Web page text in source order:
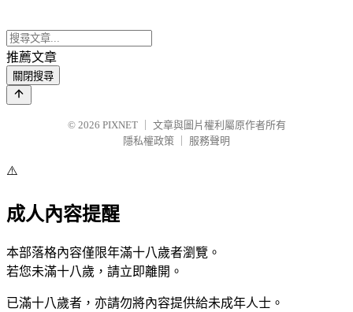
推薦文章
關閉搜尋
© 2026 PIXNET
文章與圖片權利屬原作者所有
隱私權政策
服務聲明
⚠️
成人內容提醒
本部落格內容僅限年滿十八歲者瀏覽。
若您未滿十八歲，請立即離開。
已滿十八歲者，亦請勿將內容提供給未成年人士。